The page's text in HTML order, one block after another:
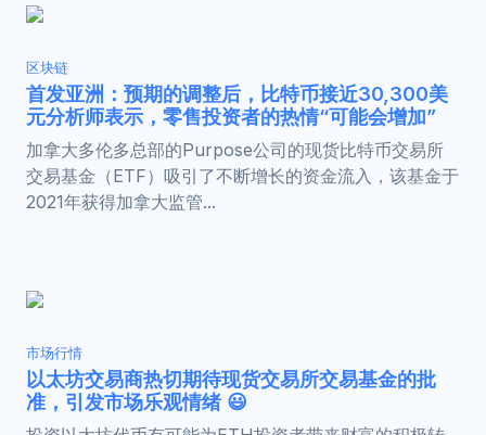
区块链
首发亚洲：预期的调整后，比特币接近30,300美
元分析师表示，零售投资者的热情“可能会增加”
加拿大多伦多总部的Purpose公司的现货比特币交易所
交易基金（ETF）吸引了不断增长的资金流入，该基金于
2021年获得加拿大监管...
市场行情
以太坊交易商热切期待现货交易所交易基金的批
准，引发市场乐观情绪 😃